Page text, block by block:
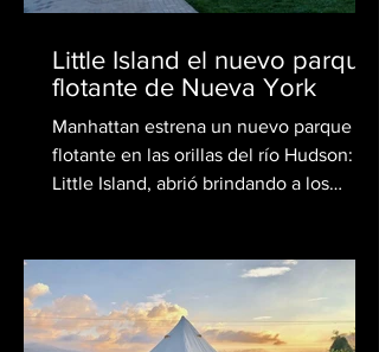
Little Island el nuevo parque
flotante de Nueva York
Manhattan estrena un nuevo parque
flotante en las orillas del río Hudson:
Little Island, abrió brindando a los